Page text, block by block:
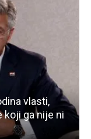
vlasti,
koji ga nije ni